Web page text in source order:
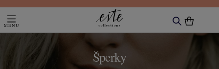
Šperky